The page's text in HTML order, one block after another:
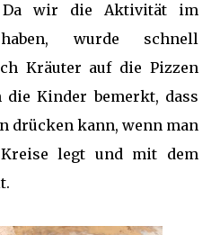
Da wir die Aktivität im
wurde schnell
Kräuter auf die Pizzen
die Kinder bemerkt, dass
drücken kann, wenn man
legt und mit dem